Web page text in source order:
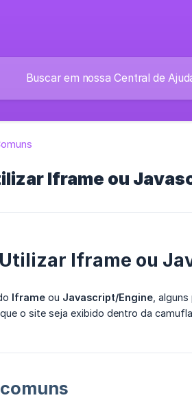
Iframe ou
Iframe ou
Iframe ou Javascript/Engine ,
que o site seja exibido dentro da